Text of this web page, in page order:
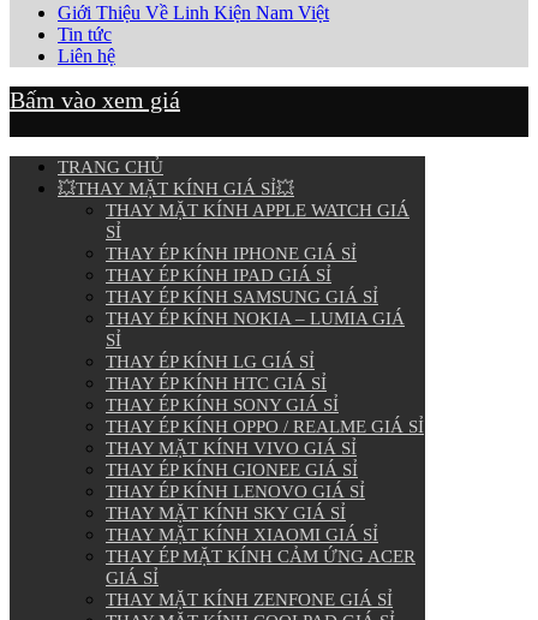
Giới Thiệu Về Linh Kiện Nam Việt
Tin tức
Liên hệ
Bấm vào xem giá
TRANG CHỦ
💥THAY MẶT KÍNH GIÁ SỈ💥
THAY MẶT KÍNH APPLE WATCH GIÁ
SỈ
THAY ÉP KÍNH IPHONE GIÁ SỈ
THAY ÉP KÍNH IPAD GIÁ SỈ
THAY ÉP KÍNH SAMSUNG GIÁ SỈ
THAY ÉP KÍNH NOKIA – LUMIA GIÁ
SỈ
THAY ÉP KÍNH LG GIÁ SỈ
THAY ÉP KÍNH HTC GIÁ SỈ
THAY ÉP KÍNH SONY GIÁ SỈ
THAY ÉP KÍNH OPPO / REALME GIÁ SỈ
THAY MẶT KÍNH VIVO GIÁ SỈ
THAY ÉP KÍNH GIONEE GIÁ SỈ
THAY ÉP KÍNH LENOVO GIÁ SỈ
THAY MẶT KÍNH SKY GIÁ SỈ
THAY MẶT KÍNH XIAOMI GIÁ SỈ
THAY ÉP MẶT KÍNH CẢM ỨNG ACER
GIÁ SỈ
THAY MẶT KÍNH ZENFONE GIÁ SỈ